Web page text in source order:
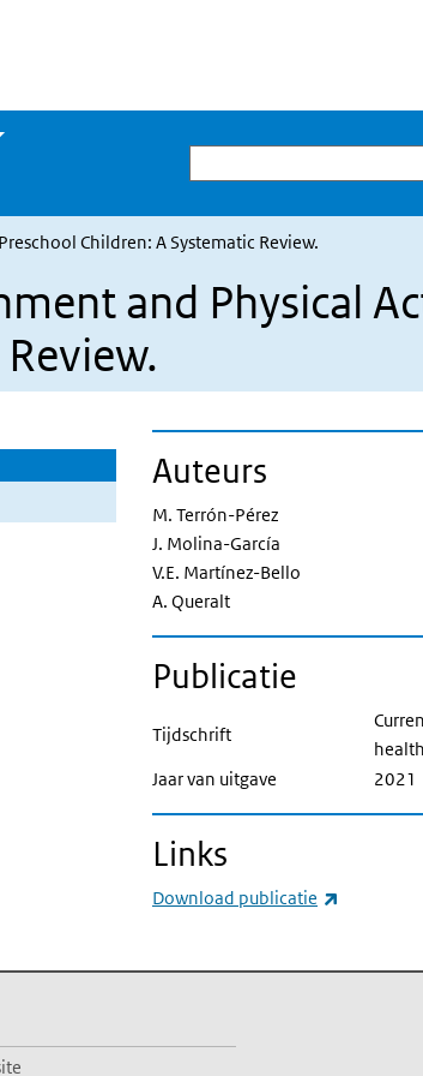
Zoeken
Children: A Systematic Review.
and Physical
Auteurs
M. Terrón-Pérez
J. Molina-García
V.E. Martínez-Bello
A. Queralt
Publicatie
Tijdschrift
Jaar van uitgave
2021
Links
Download publicatie